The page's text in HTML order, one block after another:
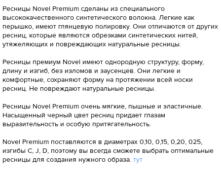
Ресницы Novel Premium сделаны из специального
высококачественного синтетического волокна. Легкие как
перышко, имеют глянцевую полировку. Они отличаются от других
ресниц, которые являются обрезками синтетических нитей,
утяжеляющих и повреждающих натуральные ресницы.
Ресницы премиум Novel имеют однородную структуру, форму,
длину и изгиб, без изломов и заусенцев. Они легкие и
комфортные, сохраняют форму на протяжении всей носки
ресниц. Не повреждают натуральные ресницы.
Ресницы Novel Premium очень мягкие, пышные и эластичные.
Насыщенный черный цвет ресниц придает глазам
выразительность и особую притягательность.
Novel Premium поставляются в диаметрах 0,10, 0,15, 0,20, 025,
изгибы С, J, D, поэтому вы всегда сможете выбрать оптимальные
ресницы для создания нужного образа. тут